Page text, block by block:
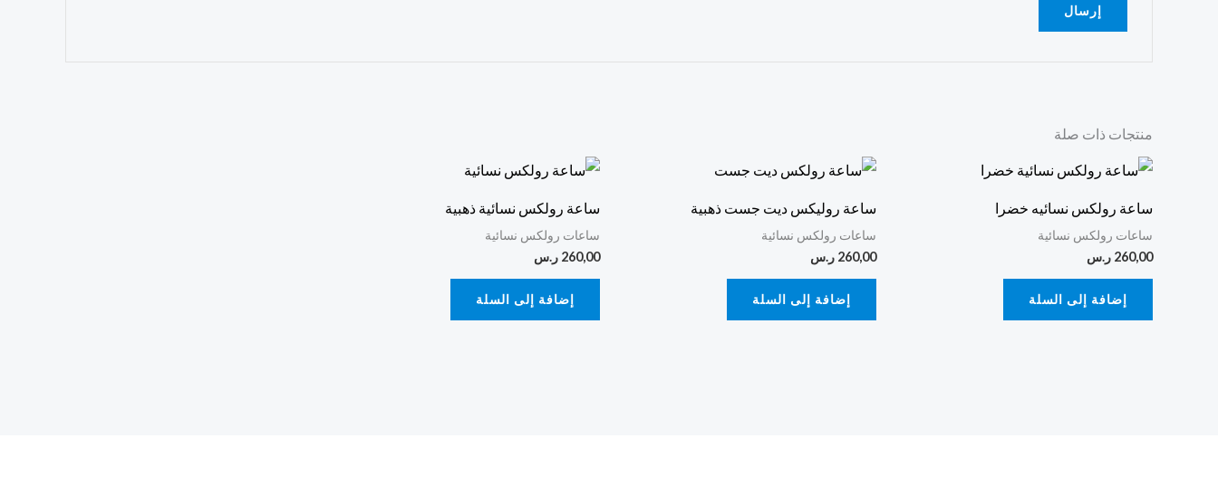
منتجات ذات صلة
ساعة رولكس نسائيه خضرا
ساعات رولكس نسائية
260,00 ر.س
إضافة إلى السلة
ساعة روليكس ديت جست ذهبية
ساعات رولكس نسائية
260,00 ر.س
إضافة إلى السلة
ساعة رولكس نسائية ذهبية
ساعات رولكس نسائية
260,00 ر.س
إضافة إلى السلة